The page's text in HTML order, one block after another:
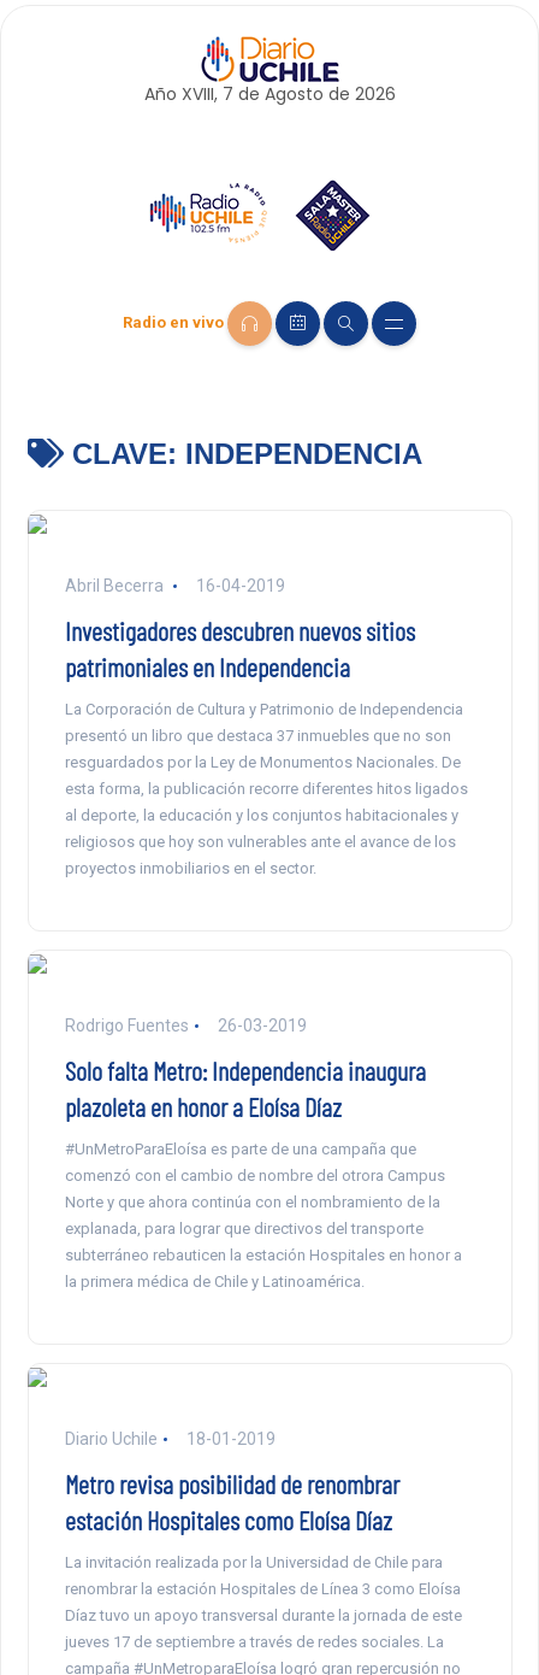
Año XVIII, 7 de Agosto de 2026
Radio en vivo
CLAVE: INDEPENDENCIA
Abril Becerra 16-04-2019
Investigadores descubren nuevos sitios
patrimoniales en Independencia
La Corporación de Cultura y Patrimonio de Independencia
presentó un libro que destaca 37 inmuebles que no son
resguardados por la Ley de Monumentos Nacionales. De
esta forma, la publicación recorre diferentes hitos ligados
al deporte, la educación y los conjuntos habitacionales y
religiosos que hoy son vulnerables ante el avance de los
proyectos inmobiliarios en el sector.
Rodrigo Fuentes 26-03-2019
Solo falta Metro: Independencia inaugura
plazoleta en honor a Eloísa Díaz
#UnMetroParaEloísa es parte de una campaña que
comenzó con el cambio de nombre del otrora Campus
Norte y que ahora continúa con el nombramiento de la
explanada, para lograr que directivos del transporte
subterráneo rebauticen la estación Hospitales en honor a
la primera médica de Chile y Latinoamérica.
Diario Uchile 18-01-2019
Metro revisa posibilidad de renombrar
estación Hospitales como Eloísa Díaz
La invitación realizada por la Universidad de Chile para
renombrar la estación Hospitales de Línea 3 como Eloísa
Díaz tuvo un apoyo transversal durante la jornada de este
jueves 17 de septiembre a través de redes sociales. La
campaña #UnMetroparaEloísa logró gran repercusión no